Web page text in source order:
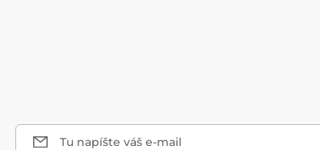
Tu napíšte váš e-mail